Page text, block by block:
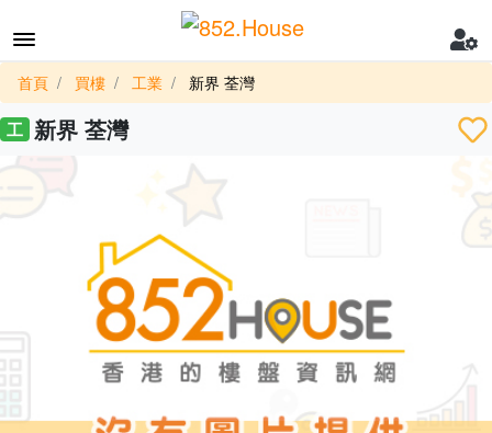
首頁 買樓 工業 新界 荃灣
工 新界 荃灣